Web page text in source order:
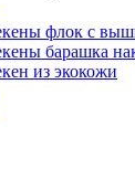
флок с
барашка
из экокожи